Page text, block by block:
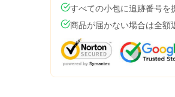
すべての小包に追跡番号を
商品が届かない場合は全額